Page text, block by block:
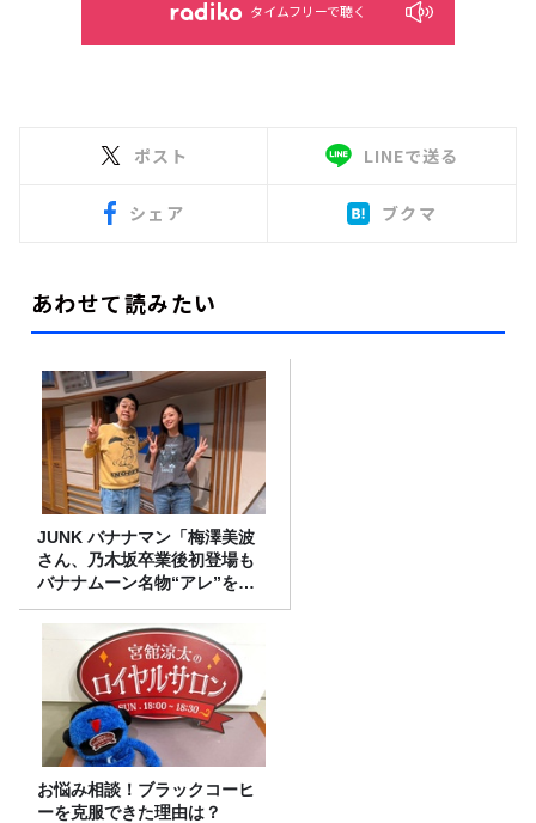
タイムフリーで聴く
ポスト LINEで送る
シェア ブクマ
あわせて読みたい
JUNK バナナマン「梅澤美波
さん、乃木坂卒業後初登場も
バナナムーン名物“アレ”を喰
らう」
お悩み相談！ブラックコーヒ
ーを克服できた理由は？